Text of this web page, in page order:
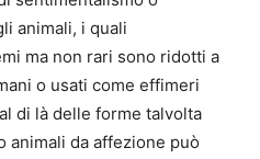
animali, i quali
ma non rari sono ridotti a
o usati come effimeri
di là delle forme talvolta
animali da affezione può